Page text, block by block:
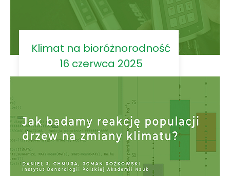
Klimat na bioróżnorodność
16 czerwca 2025